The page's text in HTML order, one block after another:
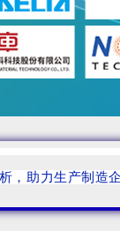
助力生产制造